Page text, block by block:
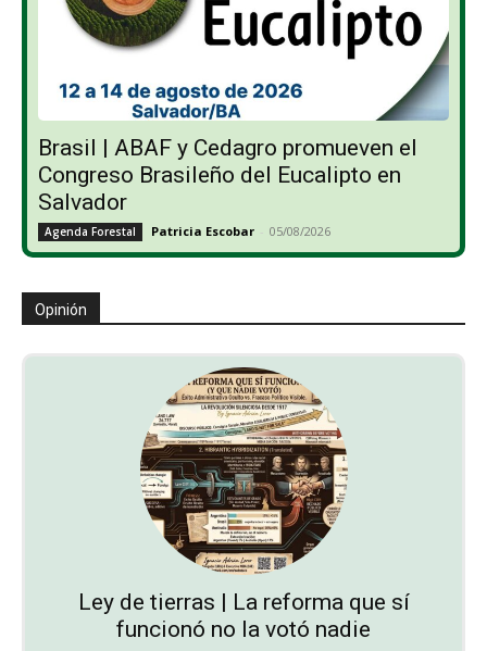
Brasil | ABAF y Cedagro promueven el
Congreso Brasileño del Eucalipto en
Salvador
Agenda Forestal Patricia Escobar - 05/08/2026
Opinión
Ley de tierras | La reforma que sí
funcionó no la votó nadie